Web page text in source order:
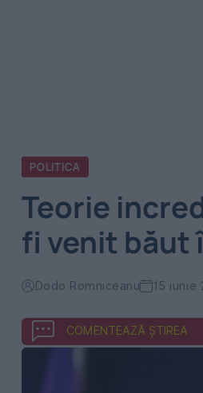
POLITICA
Teorie
fi venit băut
Dodo Romniceanu 15 iunie
COMENTEAZĂ ȘTIREA